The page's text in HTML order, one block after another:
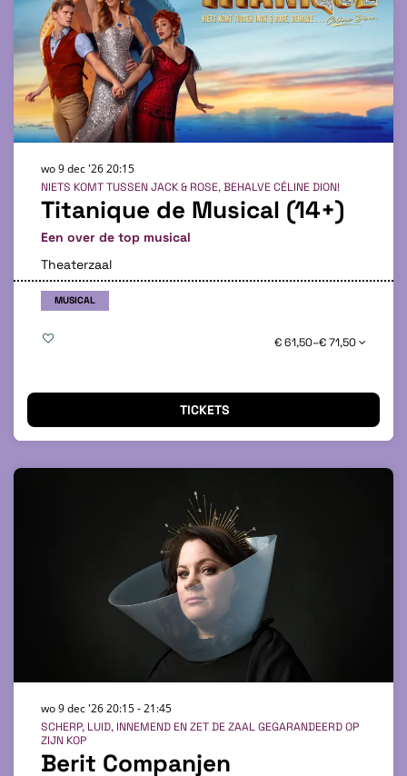
Titanique de Musical (14+)
Een over de top musical
NIETS KOMT TUSSEN JACK & ROSE, BEHALVE CÉLINE DION!
wo 9 dec '2620:15
Theaterzaal
MUSICAL
€ 61,50–€ 71,50
TICKETS
Berit Companjen
SCHERP, LUID, INNEMEND EN ZET DE ZAAL GEGARANDEERD OP
ZIJN KOP
wo 9 dec '2620:15 - 21:45